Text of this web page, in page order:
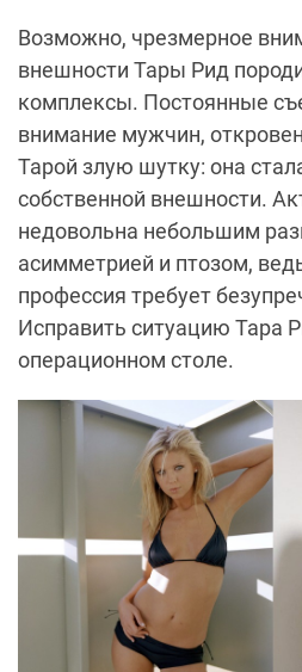
Возможно, чрезмерное
внешности Тары Рид
комплексы. Постоянные
внимание мужчин,
Тарой злую шутку: она
собственной внешности.
недовольна небольшим
асимметрией и птозом,
профессия требует
Исправить ситуацию Тара
операционном столе.